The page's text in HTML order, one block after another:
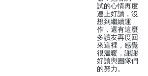
試的心情再度
連上好讀，沒
想到繼續運
作，還有這麼
多讀友再度回
來這裡，感覺
很溫暖，謝謝
好讀與團隊們
的努力。